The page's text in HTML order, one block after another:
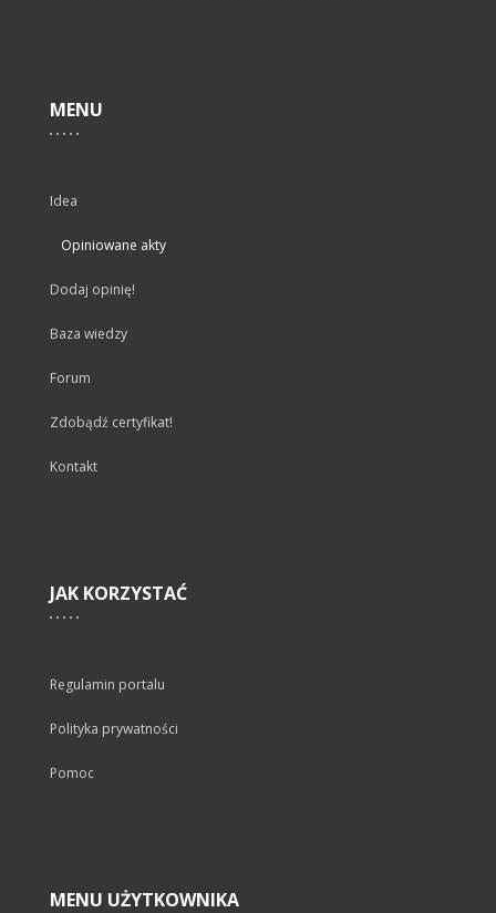
MENU
Idea
Opiniowane akty
Dodaj opinię!
Baza wiedzy
Forum
Zdobądź certyfikat!
Kontakt
JAK KORZYSTAĆ
Regulamin portalu
Polityka prywatności
Pomoc
MENU UŻYTKOWNIKA